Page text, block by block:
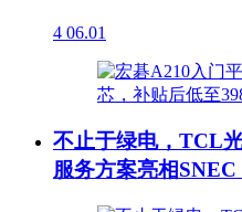
4 06.01
不止于绿电，TCL
服务方案亮相SNEC